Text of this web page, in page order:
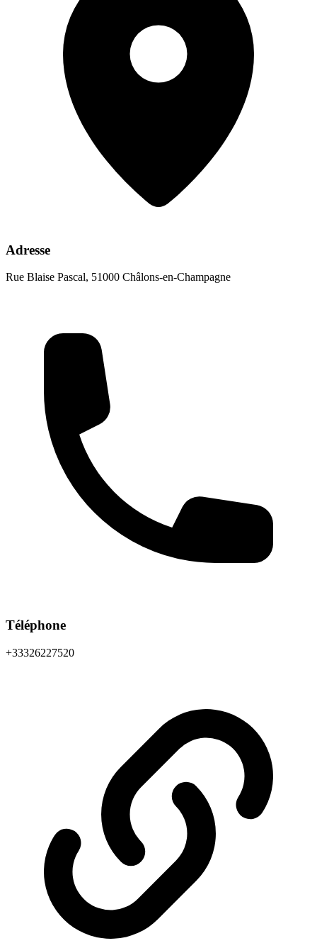
Adresse
Rue Blaise Pascal, 51000 Châlons-en-Champagne
Téléphone
+33326227520